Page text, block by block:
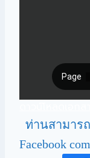
ท่านสามาร
Facebook